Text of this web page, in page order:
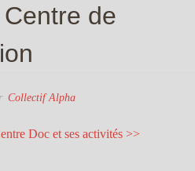
de
Collectif Alpha
Doc et ses activités >>